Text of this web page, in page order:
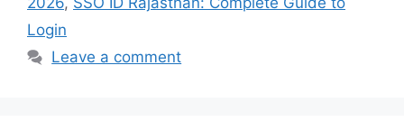
Login
Leave a comment